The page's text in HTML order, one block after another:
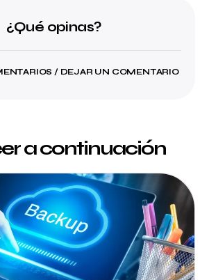
¿Qué opinas?
/ DEJAR UN COMENTARIO
a continuación